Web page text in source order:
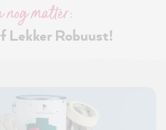
nog matter:
Lekker Robuust!